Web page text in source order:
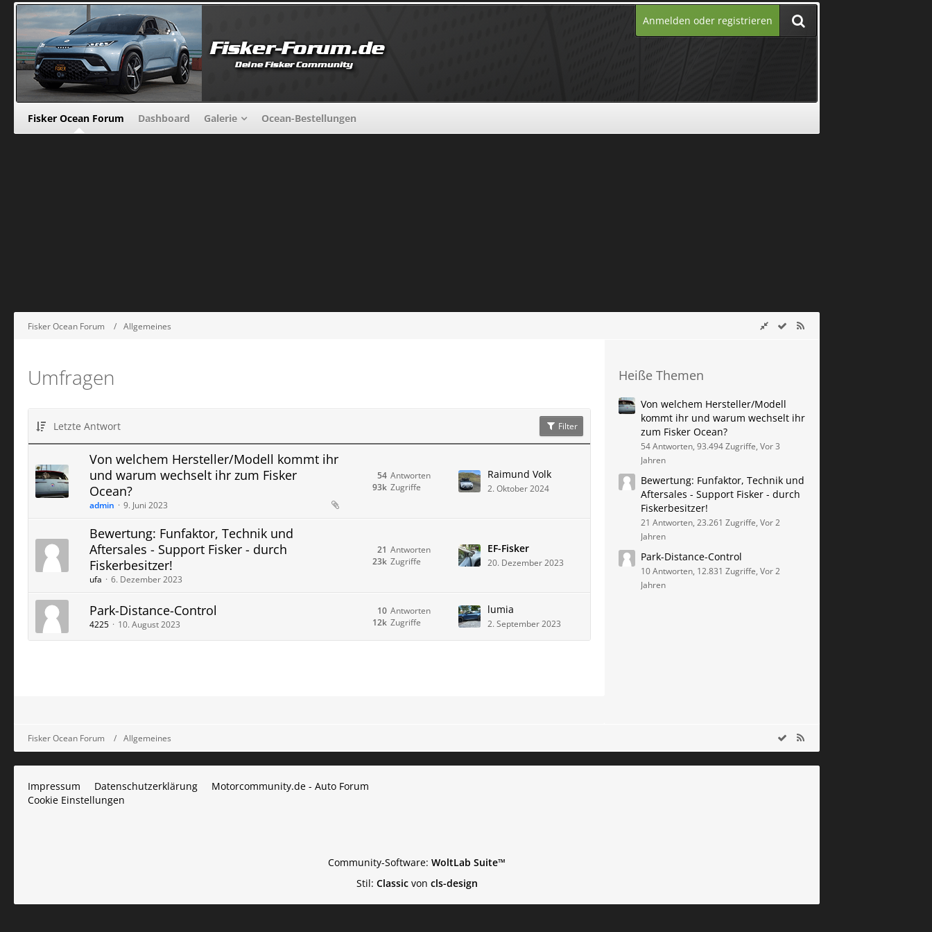
Anmelden oder registrieren
Fisker Ocean Forum Dashboard Galerie Ocean-Bestellungen
Fisker Ocean Forum Allgemeines
Umfragen
Letzte Antwort Filter
Von welchem Hersteller/Modell kommt ihr
und warum wechselt ihr zum Fisker
Ocean?
admin 9. Juni 2023
Antworten
54
Zugriffe
93k
Raimund Volk
2. Oktober 2024
Bewertung: Funfaktor, Technik und
Aftersales - Support Fisker - durch
Fiskerbesitzer!
ufa 6. Dezember 2023
Antworten
21
Zugriffe
23k
EF-Fisker
20. Dezember 2023
Park-Distance-Control
4225 10. August 2023
Antworten
10
Zugriffe
12k
lumia
2. September 2023
Heiße Themen
Von welchem Hersteller/Modell
kommt ihr und warum wechselt ihr
zum Fisker Ocean?
54 Antworten, 93.494 Zugriffe, Vor 3
Jahren
Bewertung: Funfaktor, Technik und
Aftersales - Support Fisker - durch
Fiskerbesitzer!
21 Antworten, 23.261 Zugriffe, Vor 2
Jahren
Park-Distance-Control
10 Antworten, 12.831 Zugriffe, Vor 2
Jahren
Fisker Ocean Forum Allgemeines
Impressum Datenschutzerklärung
Motorcommunity.de - Auto Forum
Cookie Einstellungen
Community-Software: WoltLab Suite™
Stil: Classicvon cls-design